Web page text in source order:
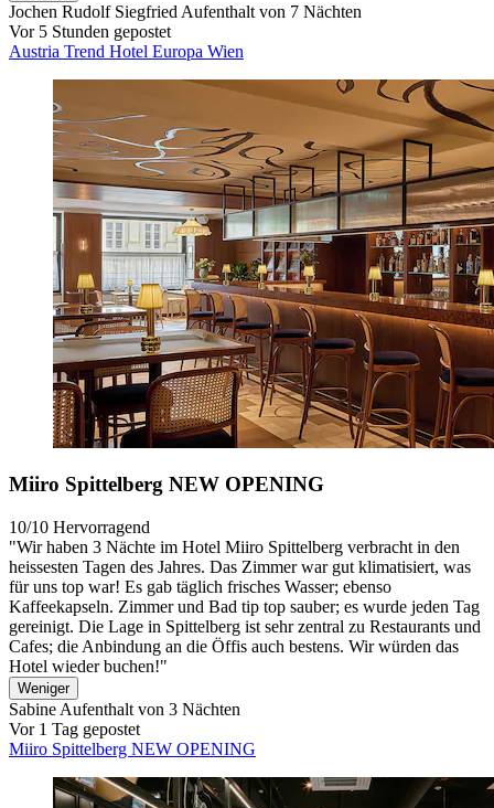
Jochen Rudolf Siegfried Aufenthalt von 7 Nächten
Vor 5 Stunden gepostet
Austria Trend Hotel Europa Wien
Miiro Spittelberg NEW OPENING
10/10 Hervorragend
"Wir haben 3 Nächte im Hotel Miiro Spittelberg verbracht in den
heissesten Tagen des Jahres. Das Zimmer war gut klimatisiert, was
für uns top war! Es gab täglich frisches Wasser; ebenso
Kaffeekapseln. Zimmer und Bad tip top sauber; es wurde jeden Tag
gereinigt. Die Lage in Spittelberg ist sehr zentral zu Restaurants und
Cafes; die Anbindung an die Öffis auch bestens. Wir würden das
Hotel wieder buchen!"
Weniger
Sabine Aufenthalt von 3 Nächten
Vor 1 Tag gepostet
Miiro Spittelberg NEW OPENING